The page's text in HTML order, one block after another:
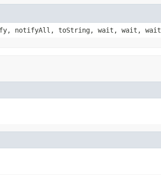
notifyAll, toString, wait, wait, wait